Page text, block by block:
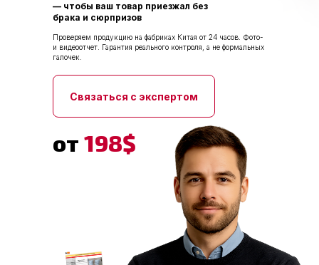
Проверяем продукцию на фабриках Китая от 24 часов. Фото-
и видеоотчет. Гарантия реального контроля, а не формальных
галочек.
— чтобы ваш товар приезжал без
брака и сюрпризов
от 198$
Связаться с экспертом